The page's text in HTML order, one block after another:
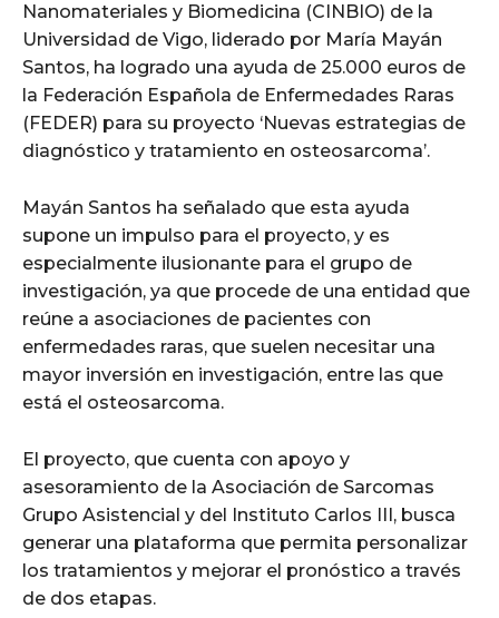
Nanomateriales y Biomedicina (CINBIO) de la
Universidad de Vigo, liderado por María Mayán
Santos, ha logrado una ayuda de 25.000 euros de
la Federación Española de Enfermedades Raras
(FEDER) para su proyecto ‘Nuevas estrategias de
diagnóstico y tratamiento en osteosarcoma’.
Mayán Santos ha señalado que esta ayuda
supone un impulso para el proyecto, y es
especialmente ilusionante para el grupo de
investigación, ya que procede de una entidad que
reúne a asociaciones de pacientes con
enfermedades raras, que suelen necesitar una
mayor inversión en investigación, entre las que
está el osteosarcoma.
El proyecto, que cuenta con apoyo y
asesoramiento de la Asociación de Sarcomas
Grupo Asistencial y del Instituto Carlos III, busca
generar una plataforma que permita personalizar
los tratamientos y mejorar el pronóstico a través
de dos etapas.